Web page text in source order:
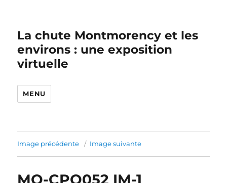
La chute Montmorency et les
environs : une exposition
virtuelle
MENU
Image précédente Image suivante
MO-CPO052 IM-1